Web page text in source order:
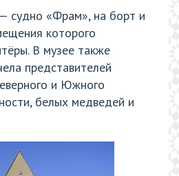
судно «Фрам», на борт и
которого
В музее также
представителей
и Южного
белых медведей и